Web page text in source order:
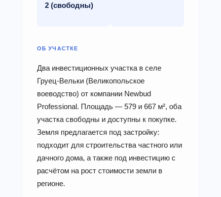
2 (свободны)
ОБ УЧАСТКЕ
Два инвестиционных участка в селе
Груец-Вельки (Великопольское
воеводство) от компании Newbud
Professional. Площадь — 579 и 667 м², оба
участка свободны и доступны к покупке.
Земля предлагается под застройку:
подходит для строительства частного или
дачного дома, а также под инвестицию с
расчётом на рост стоимости земли в
регионе.